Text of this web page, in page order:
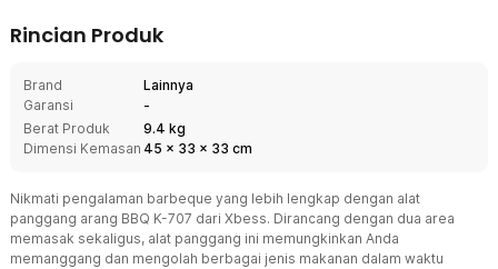
Rincian Produk
Brand
Lainnya
Garansi
-
Berat Produk
9.4 kg
Dimensi Kemasan 45 x 33 x 33 cm
Nikmati pengalaman barbeque yang lebih lengkap dengan alat
panggang arang BBQ K-707 dari Xbess. Dirancang dengan dua area
memasak sekaligus, alat panggang ini memungkinkan Anda
memanggang dan mengolah berbagai jenis makanan dalam waktu